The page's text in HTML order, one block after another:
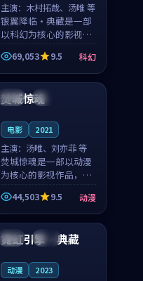
主演： 木村拓哉、汤唯 等
银翼降临·典藏是一部
以科幻为核心的影视作
品，围绕危机、反转与
人物成长展开，整体节
奏紧凑，值得推荐观
看。
69,053 9.5 科幻
泰国 院线
焚城惊魂
电影 2021
主演： 汤唯、刘亦菲 等
焚城惊魂是一部以动漫
为核心的影视作品，围
绕危机、反转与人物成
长展开，整体节奏紧
凑，值得推荐观看。
44,503 9.5 动漫
日本 独播
霓虹引擎·典藏
动漫 2023